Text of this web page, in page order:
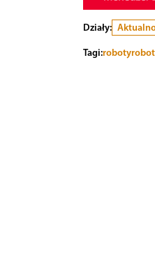
Działy:
Tagi:roboty